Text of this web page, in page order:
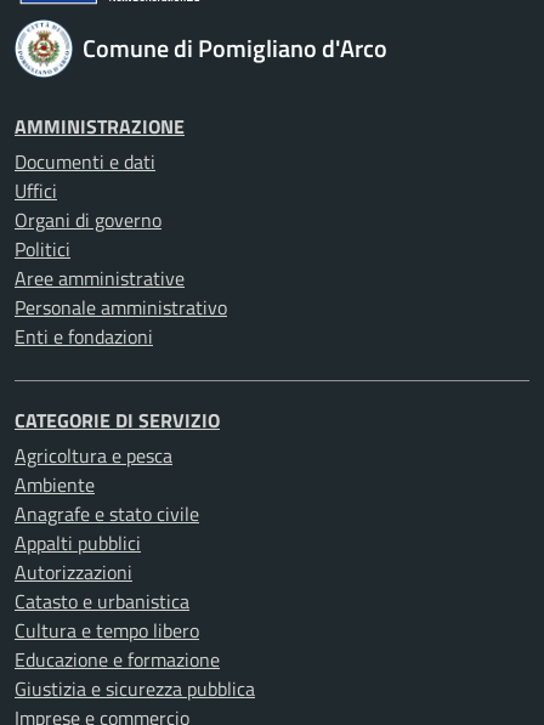
Comune di Pomigliano d'Arco
AMMINISTRAZIONE
Documenti e dati
Uffici
Organi di governo
Politici
Aree amministrative
Personale amministrativo
Enti e fondazioni
CATEGORIE DI SERVIZIO
Agricoltura e pesca
Ambiente
Anagrafe e stato civile
Appalti pubblici
Autorizzazioni
Catasto e urbanistica
Cultura e tempo libero
Educazione e formazione
Giustizia e sicurezza pubblica
Imprese e commercio